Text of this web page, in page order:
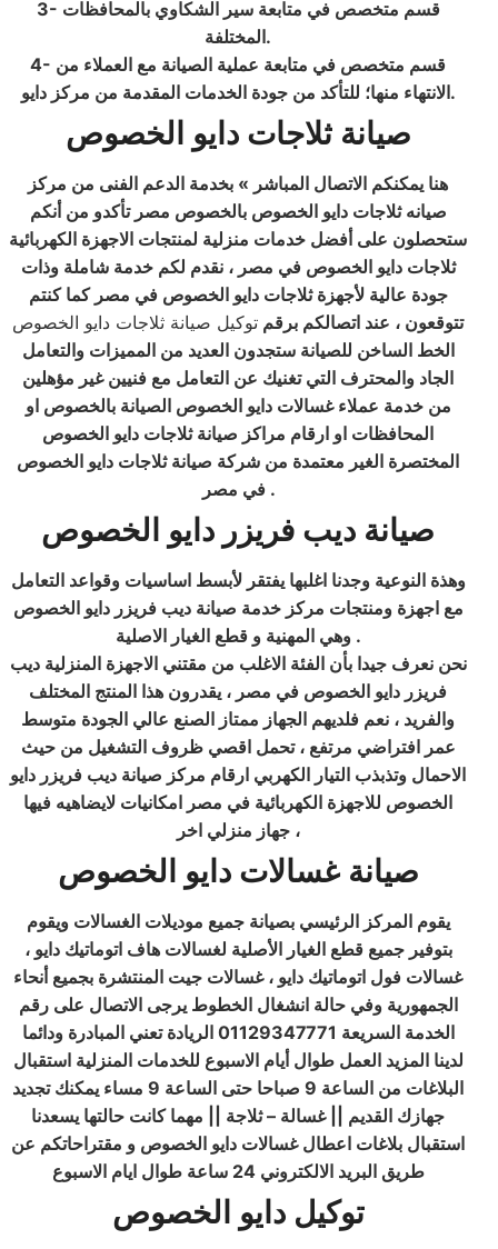
3- قسم متخصص في متابعة سير الشكاوي بالمحافظات
المختلفة.
4- قسم متخصص في متابعة عملية الصيانة مع العملاء من
الانتهاء منها؛ للتأكد من جودة الخدمات المقدمة من مركز دايو.
صيانة ثلاجات دايو الخصوص
هنا يمكنكم الاتصال المباشر » بخدمة الدعم الفنى من مركز
صيانه ثلاجات دايو الخصوص بالخصوص مصر تأكدو من أنكم
ستحصلون على أفضل خدمات منزلية لمنتجات الاجهزة الكهربائية
ثلاجات دايو الخصوص في مصر ، نقدم لكم خدمة شاملة وذات
جودة عالية لأجهزة ثلاجات دايو الخصوص في مصر كما كنتم
تتوقعون ، عند اتصالكم برقم توكيل صيانة ثلاجات دايو الخصوص
الخط الساخن للصيانة ستجدون العديد من المميزات والتعامل
الجاد والمحترف التي تغنيك عن التعامل مع فنيين غير مؤهلين
من خدمة عملاء غسالات دايو الخصوص الصيانة بالخصوص او
المحافظات او ارقام مراكز صيانة ثلاجات دايو الخصوص
المختصرة الغير معتمدة من شركة صيانة ثلاجات دايو الخصوص
في مصر .
صيانة ديب فريزر دايو الخصوص
وهذة النوعية وجدنا اغلبها يفتقر لأبسط اساسيات وقواعد التعامل
مع اجهزة ومنتجات مركز خدمة صيانة ديب فريزر دايو الخصوص
.
نحن نعرف جيدا بأن الفئة الاغلب من مقتني الاجهزة المنزلية ديب
فريزر دايو الخصوص في مصر ، يقدرون هذا المنتج المختلف
والفريد ، نعم فلديهم الجهاز ممتاز الصنع عالي الجودة متوسط
عمر افتراضي مرتفع ، تحمل اقصي ظروف التشغيل من حيث
الاحمال وتذبذب التيار الكهربي ارقام مركز صيانة ديب فريزر دايو
الخصوص للاجهزة الكهربائية في مصر امكانيات لايضاهيه فيها
جهاز منزلي اخر ،
صيانة غسالات دايو الخصوص
يقوم المركز الرئيسي بصيانة جميع موديلات الغسالات ويقوم
بتوفير جميع قطع الغيار الأصلية لغسالات هاف اتوماتيك دايو ،
غسالات فول اتوماتيك دايو ، غسالات جيت المنتشرة بجميع أنحاء
الجمهورية وفي حالة انشغال الخطوط يرجى الاتصال على رقم
الخدمة السريعة 01129347771 الريادة تعني المبادرة ودائما
لدينا المزيد العمل طوال أيام الاسبوع للخدمات المنزلية استقبال
البلاغات من الساعة 9 صباحا حتى الساعة 9 مساء يمكنك تجديد
جهازك القديم || غسالة – ثلاجة || مهما كانت حالتها يسعدنا
استقبال بلاغات اعطال غسالات دايو الخصوص و مقتراحاتكم عن
طريق البريد الالكتروني 24 ساعة طوال ايام الاسبوع
توكيل دايو الخصوص